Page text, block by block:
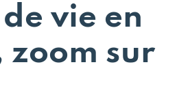
vie en
zoom sur